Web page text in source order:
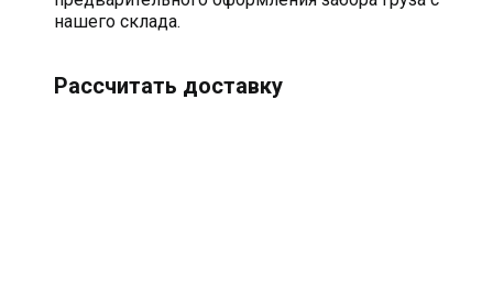
нашего склада.
Рассчитать доставку